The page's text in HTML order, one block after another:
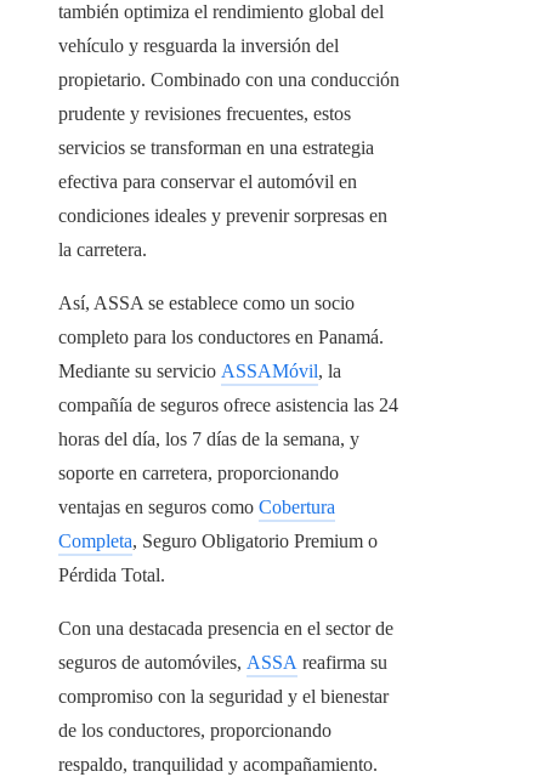
también optimiza el rendimiento global del
vehículo y resguarda la inversión del
propietario. Combinado con una conducción
prudente y revisiones frecuentes, estos
servicios se transforman en una estrategia
efectiva para conservar el automóvil en
condiciones ideales y prevenir sorpresas en
la carretera.
Así, ASSA se establece como un socio
completo para los conductores en Panamá.
Mediante su servicio ASSAMóvil, la
compañía de seguros ofrece asistencia las 24
horas del día, los 7 días de la semana, y
soporte en carretera, proporcionando
ventajas en seguros como Cobertura
Completa, Seguro Obligatorio Premium o
Pérdida Total.
Con una destacada presencia en el sector de
seguros de automóviles, ASSA reafirma su
compromiso con la seguridad y el bienestar
de los conductores, proporcionando
respaldo, tranquilidad y acompañamiento.